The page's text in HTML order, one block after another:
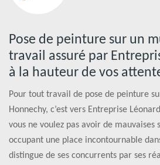
Pose de peinture sur un
travail assuré par
à la hauteur de vos
Pour tout travail de pose de peinture
Honnechy, c’est vers Entreprise
vous ne voulez pas avoir de mauvaises
occupant une place incontournable
distingue de ses concurrents par ses